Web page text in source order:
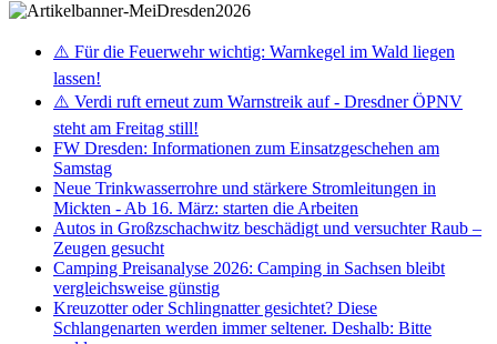
⚠️ Für die Feuerwehr wichtig: Warnkegel im Wald liegen
lassen!
⚠️ Verdi ruft erneut zum Warnstreik auf - Dresdner ÖPNV
steht am Freitag still!
FW Dresden: Informationen zum Einsatzgeschehen am
Samstag
Neue Trinkwasserrohre und stärkere Stromleitungen in
Mickten - Ab 16. März: starten die Arbeiten
Autos in Großzschachwitz beschädigt und versuchter Raub –
Zeugen gesucht
Camping Preisanalyse 2026: Camping in Sachsen bleibt
vergleichsweise günstig
Kreuzotter oder Schlingnatter gesichtet? Diese
Schlangenarten werden immer seltener. Deshalb: Bitte